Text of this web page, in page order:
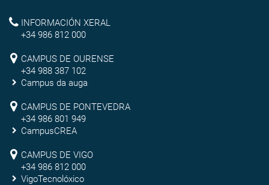
Vigo
Reitoría
INFORMACIÓN XERAL
+34 986 812 000
Campus
de
Ourense
CAMPUS DE OURENSE
+34 988 387 102
Campus da auga
Campus
de
Pontevedra
CAMPUS DE PONTEVEDRA
+34 986 801 949
CampusCREA
Campus
de
CAMPUS DE VIGO
+34 986 812 000
VigoTecnolóxico